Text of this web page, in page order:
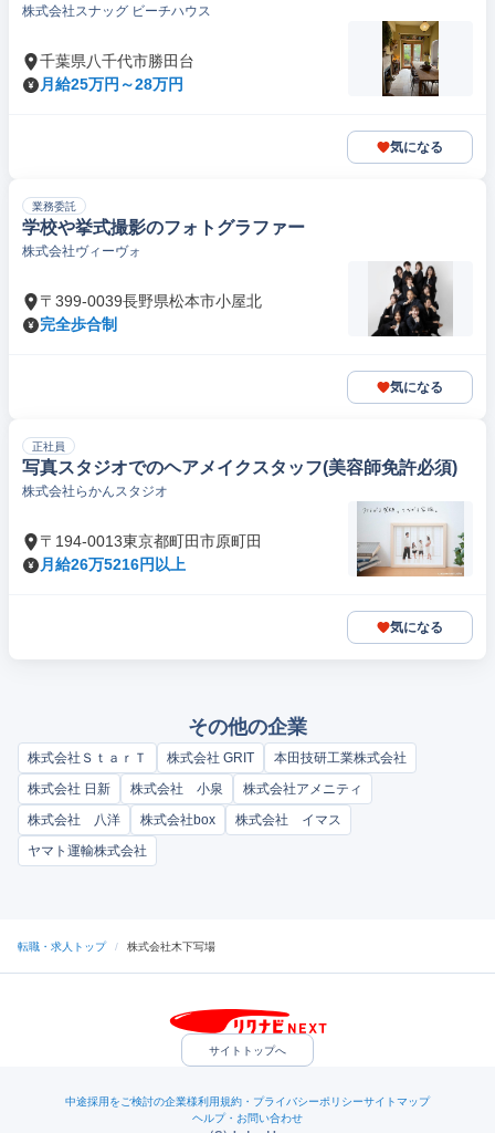
株式会社スナッグ ビーチハウス
千葉県八千代市勝田台
月給25万円～28万円
気になる
業務委託
学校や挙式撮影のフォトグラファー
株式会社ヴィーヴォ
〒399-0039長野県松本市小屋北
完全歩合制
気になる
正社員
写真スタジオでのヘアメイクスタッフ(美容師免許必須)
株式会社らかんスタジオ
〒194-0013東京都町田市原町田
月給26万5216円以上
気になる
その他の企業
株式会社ＳｔａｒＴ 株式会社 GRIT
本田技研工業株式会社
株式会社 日新
株式会社 小泉
株式会社アメニティ
株式会社 八洋
株式会社box
株式会社 イマス
ヤマト運輸株式会社
転職・求人トップ / 株式会社木下写場
サイトトップへ
中途採用をご検討の企業様利用規約・プライバシーポリシーサイトマップ
ヘルプ・お問い合わせ